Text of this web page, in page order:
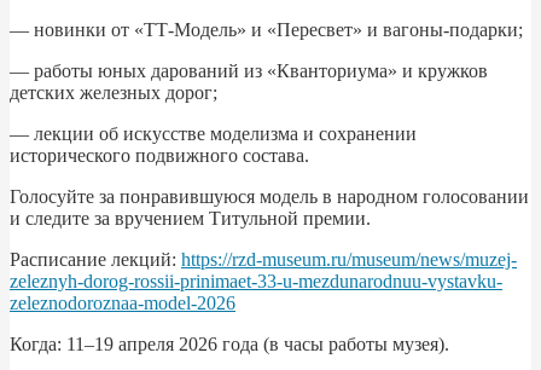
— новинки от «ТТ-Модель» и «Пересвет» и вагоны-подарки;
— работы юных дарований из «Кванториума» и кружков
детских железных дорог;
— лекции об искусстве моделизма и сохранении
исторического подвижного состава.
Голосуйте за понравившуюся модель в народном голосовании
и следите за вручением Титульной премии.
Расписание лекций: https://rzd-museum.ru/museum/news/muzej-
zeleznyh-dorog-rossii-prinimaet-33-u-mezdunarodnuu-vystavku-
zeleznodoroznaa-model-2026
Когда: 11–19 апреля 2026 года (в часы работы музея).